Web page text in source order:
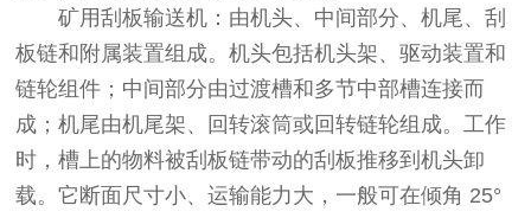
矿用刮板输送机 ：由机头、中间部分、机尾、刮
板链和附属装置组成。机头包括机头架、驱动装置和
链轮组件；中间部分由过渡槽和多节中部槽连接而
成；机尾由机尾架、回转滚筒或回转链轮组成。工作
时，槽上的物料被刮板链带动的刮板推移到机头卸
载。它断面尺寸小、运输能力大，一般可在倾角 25°